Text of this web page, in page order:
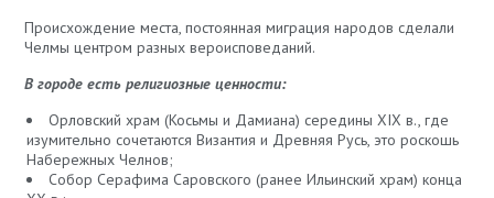
Происхождение места, постоянная миграция народов сделали
Челмы центром разных вероисповеданий.
В городе есть религиозные ценности:
Орловский храм (Косьмы и Дамиана) середины XIX в., где
изумительно сочетаются Византия и Древняя Русь, это роскошь
Набережных Челнов;
Собор Серафима Саровского (ранее Ильинский храм) конца